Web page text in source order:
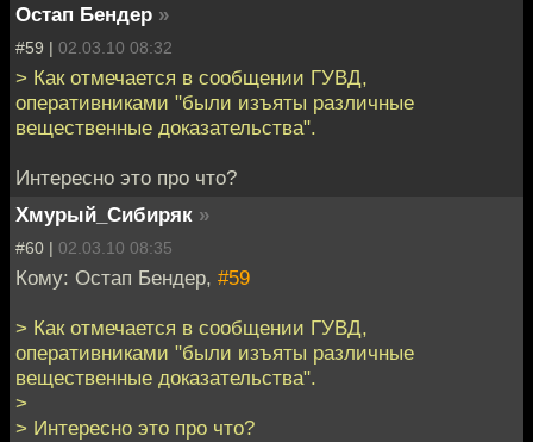
Остап Бендер »
#59 | 02.03.10 08:32
> Как отмечается в сообщении ГУВД,
оперативниками "были изъяты различные
вещественные доказательства".
Интересно это про что?
Хмурый_Сибиряк »
#60 | 02.03.10 08:35
Кому: Остап Бендер, #59
> Как отмечается в сообщении ГУВД,
оперативниками "были изъяты различные
вещественные доказательства".
>
> Интересно это про что?